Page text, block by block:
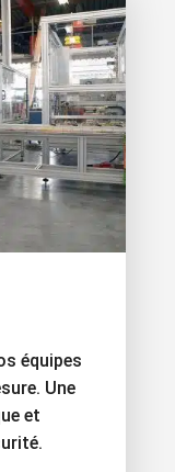
équipes
Une
et